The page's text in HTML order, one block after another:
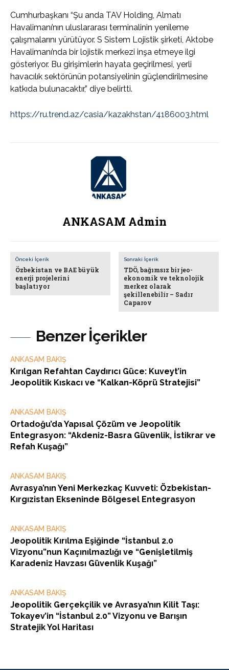
Benzer İçerikler
ANKASAM BAKIŞ
Kırılgan Refahtan Caydırıcı Güce: Kuveyt’in
Jeopolitik Kıskacı ve “Kalkan-Köprü Stratejisi”
ANKASAM BAKIŞ
Ortadoğu’da Yapısal Çözüm ve Jeopolitik
Entegrasyon: “Akdeniz-Basra Güvenlik, İstikrar ve
Refah Kuşağı”
ANKASAM BAKIŞ
Avrasya’nın Yeni Merkezkaç Kuvveti: Özbekistan-
Kırgızistan Ekseninde Bölgesel Entegrasyon
ANKASAM BAKIŞ
Jeopolitik Kırılma Eşiğinde “İstanbul 2.0
Vizyonu”nun Kaçınılmazlığı ve “Genişletilmiş
Karadeniz Havzası Güvenlik Kuşağı”
ANKASAM BAKIŞ
Jeopolitik Gerçekçilik ve Avrasya’nın Kilit Taşı:
Tokayev’in “İstanbul 2.0” Vizyonu ve Barışın
Stratejik Yol Haritası
Cumhurbaşkanı “Şu anda TAV Holding, Almatı
Havalimanı’nın uluslararası terminalinin yenileme
çalışmalarını yürütüyor. S Sistem Lojistik şirketi, Aktobe
Havalimanı’nda bir lojistik merkezi inşa etmeye ilgi
gösteriyor. Bu girişimlerin hayata geçirilmesi, yerli
havacılık sektörünün potansiyelinin güçlendirilmesine
katkıda bulunacaktır,” diye belirtti.
https://ru.trend.az/casia/kazakhstan/4186003.html
ANKASAM Admin
Önceki İçerik
Özbekistan ve BAE büyük
enerji projelerini
başlatıyor
Sonraki İçerik
TDÖ, bağımsız bir jeo-
ekonomik ve teknolojik
merkez olarak
şekillenebilir – Sadır
Caparov